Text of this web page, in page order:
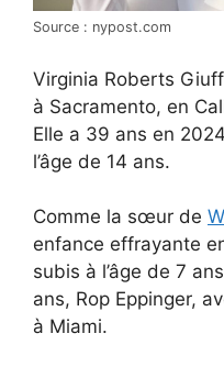
Source : nypost.com
Virginia Roberts
à Sacramento, en
Elle a 39 ans en
l’âge de 14 ans.
Comme la sœur de
enfance effrayante
subis à l’âge de 7
ans, Rop Eppinger,
à Miami.